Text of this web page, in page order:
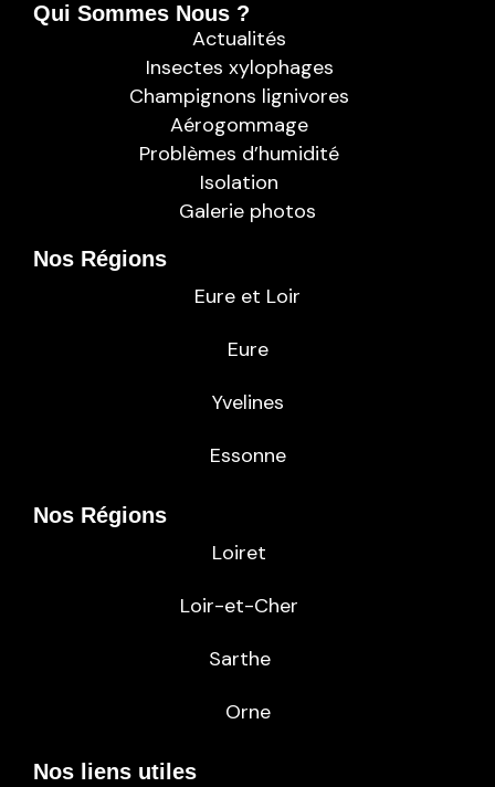
Qui Sommes Nous ?
Actualités
Insectes xylophages
Champignons lignivores
Aérogommage
Problèmes d’humidité
Isolation
Galerie photos
Nos Régions
Eure et Loir
Eure
Yvelines
Essonne
Nos Régions
Loiret
Loir-et-Cher
Sarthe
Orne
Nos liens utiles